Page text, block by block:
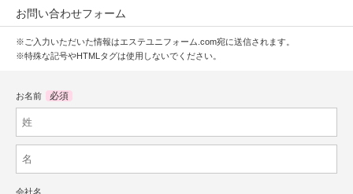
お問い合わせフォーム
※ご入力いただいた情報はエステユニフォーム.com宛に送信されます。
※特殊な記号やHTMLタグは使用しないでください。
お名前 必須
会社名